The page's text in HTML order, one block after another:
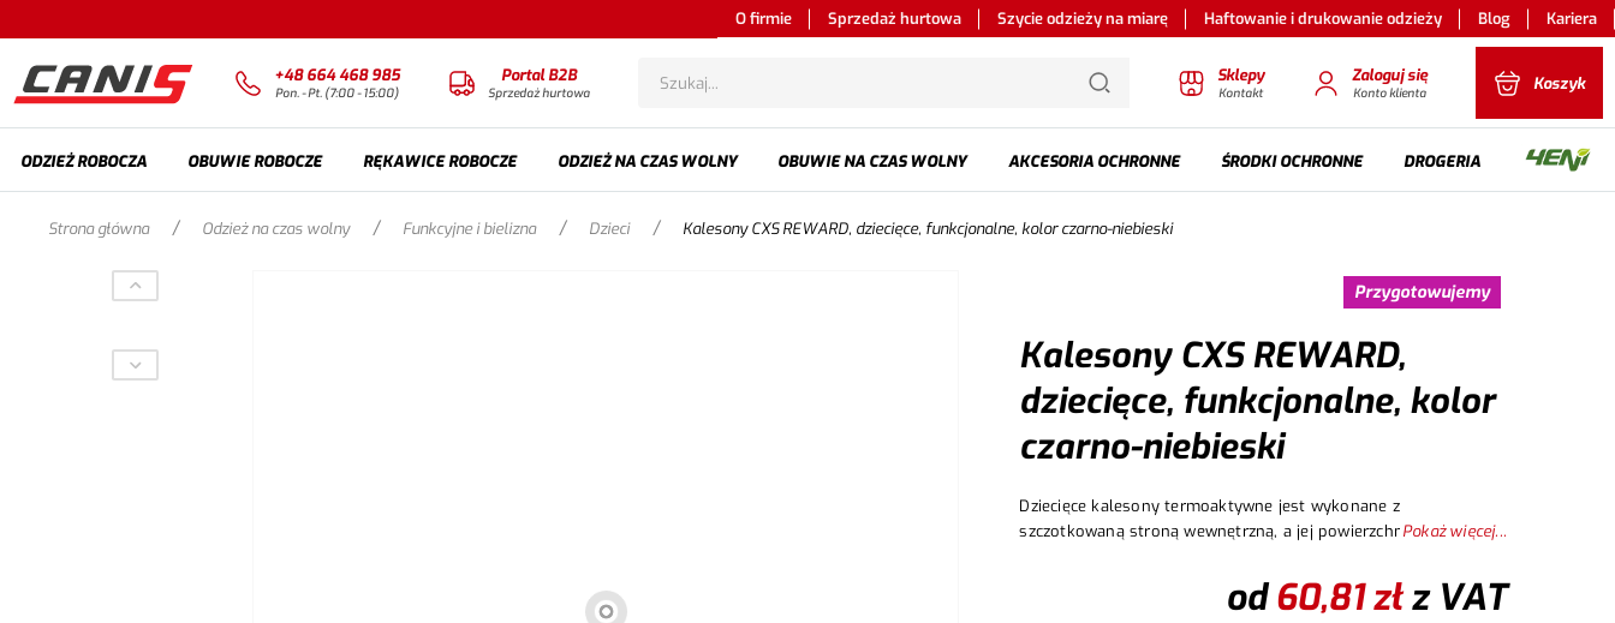
O firmie Sprzedaż hurtowa Szycie odzieży na miarę Haftowanie i drukowanie odzieży Blog Kariera
+48 664 468 985
Pon. - Pt. (7:00 - 15:00)
Portal B2B
Sprzedaż hurtowa
Sklepy
Kontakt
Zaloguj się
Konto klienta Koszyk
ODZIEŻ ROBOCZA OBUWIE ROBOCZE RĘKAWICE ROBOCZE ODZIEŻ NA CZAS WOLNY OBUWIE NA CZAS WOLNY AKCESORIA OCHRONNE ŚRODKI OCHRONNE DROGERIA
Strona główna / Odzież na czas wolny / Funkcyjne i bielizna / Dzieci / Kalesony CXS REWARD, dziecięce, funkcjonalne, kolor czarno-niebieski
Przygotowujemy
Kalesony CXS REWARD,
dziecięce, funkcjonalne, kolor
czarno-niebieski
Dziecięce kalesony termoaktywne jest wykonane z
szczotkowaną stroną wewnętrzną, a jej powierzchnia została
wyeliminować nieprzyjemny zapach potu. Stopniowe pranie
zmniejsza skuteczność tej powłok
Pokaż więcej...
od60,81złz VAT